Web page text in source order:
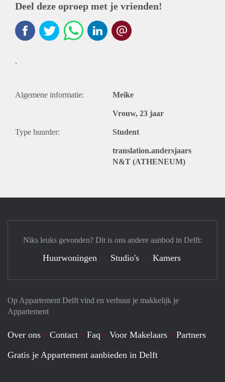
Deel deze oproep met je vrienden!
.
Algemene informatie: Meike
Vrouw, 23 jaar
Type huurder: Student
translation.andersjaars
N&T (ATHENEUM)
Op Appartement Delft vind en verhuur je makkelijk je
Appartement
Over ons Contact Faq Voor Makelaars
Partners
Gratis je Appartement aanbieden in Delft
Niks leuks gevonden? Dit is ons andere aanbod in Delft:
Huurwoningen Studio's Kamers